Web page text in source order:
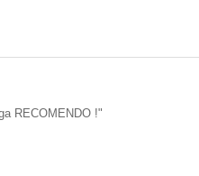
RECOMENDO !